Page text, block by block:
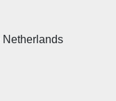
Netherlands